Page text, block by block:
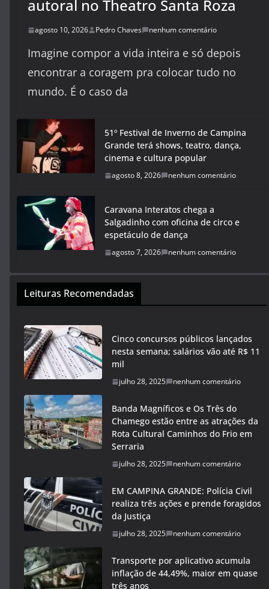
autoral no Theatro Santa Roza
agosto 10, 2026 Pedro Chaves nenhum comentário
Imagine compor a vida inteira e só depois
encontrar a coragem pra colocar tudo no
mundo. É o caso da
51º Festival de Inverno de Campina
Grande terá shows, teatro, dança,
cinema e cultura popular
agosto 8, 2026 nenhum comentário
Caravana Interatos chega a
Salgadinho com oficina de circo e
espetáculo de dança
agosto 7, 2026 nenhum comentário
Leituras Recomendadas
Cinco concursos públicos lançados
nesta semana; salários vão até R$ 11
mil
julho 28, 2025 nenhum comentário
Banda Magníficos e Os Três do
Chamego estão entre as atrações da
Rota Cultural Caminhos do Frio em
Serraria
julho 28, 2025 nenhum comentário
EM CAMPINA GRANDE: Polícia Civil
realiza três ações e prende foragidos
da Justiça
julho 28, 2025 nenhum comentário
Transporte por aplicativo acumula
inflação de 44,49%, maior em quase
três anos